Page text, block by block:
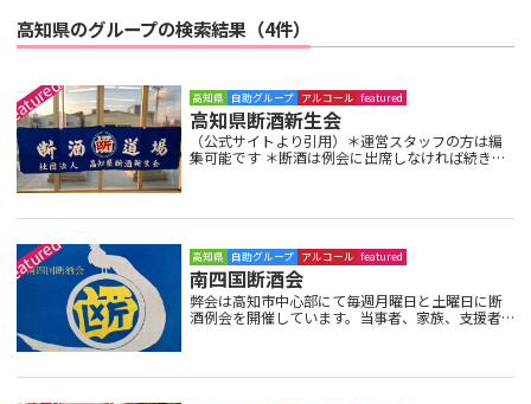
高知県のグループの検索結果（4件）
高知県 自助グループ アルコール featured
高知県断酒新生会
（公式サイトより引用）＊運営スタッフの方は編
集可能です ＊断酒は例会に出席しなければ続きま
高知県 自助グループ アルコール featured
南四国断酒会
弊会は高知市中心部にて毎週月曜日と土曜日に断
酒例会を開催しています。当事者、家族、支援者